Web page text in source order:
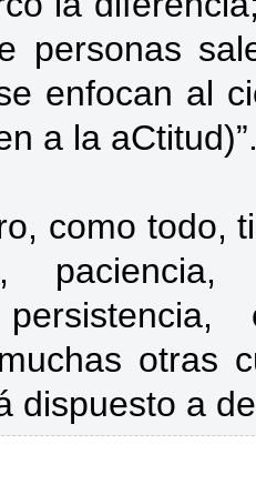
personas
enfocan al
a la
como todo,
paciencia,
otras
dispuesto a